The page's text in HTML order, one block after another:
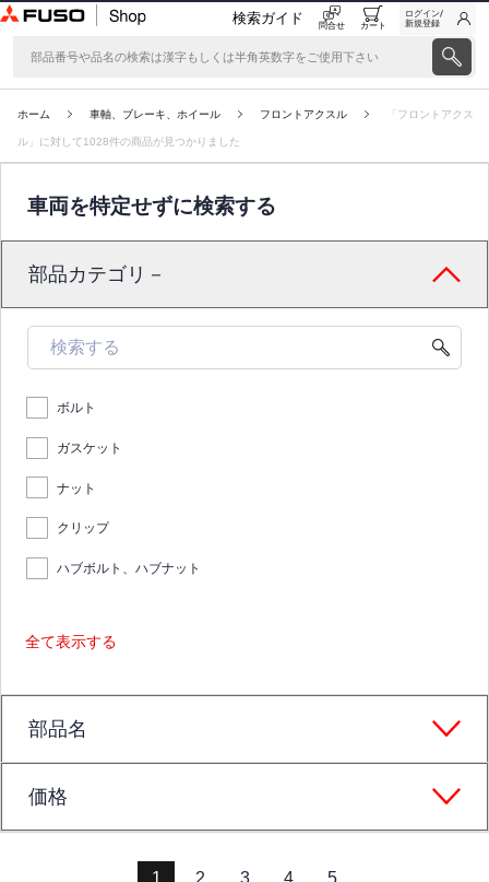
検索ガイド 問合せ カート
ログイン/
新規登録
ホーム 車軸、ブレーキ、ホイール フロントアクスル 「フロントアクス
ル」に対して1028件の商品が見つかりました
車両を特定せずに検索する
部品カテゴリ－
ボルト
ガスケット
ナット
クリップ
ハブボルト、ハブナット
全て表示する
部品名
価格